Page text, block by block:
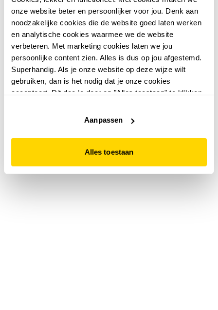
onze website beter en persoonlijker voor jou. Denk aan
noodzakelijke cookies die de website goed laten werken
en analytische cookies waarmee we de website
verbeteren. Met marketing cookies laten we jou
persoonlijke content zien. Alles is dus op jou afgestemd.
Superhandig. Als je onze website op deze wijze wilt
gebruiken, dan is het nodig dat je onze cookies
accepteert. Dit doe je door op "Alles toestaan" te klikken.
website niet optimaal functioneert.
Aanpassen
Alles toestaan